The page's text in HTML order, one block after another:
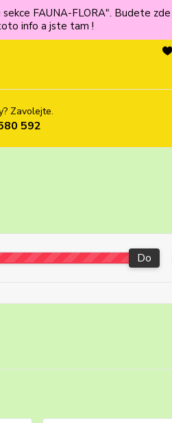
FAUNA-FLORA". Budete
info a jste tam !
Zavolejte.
592
Do